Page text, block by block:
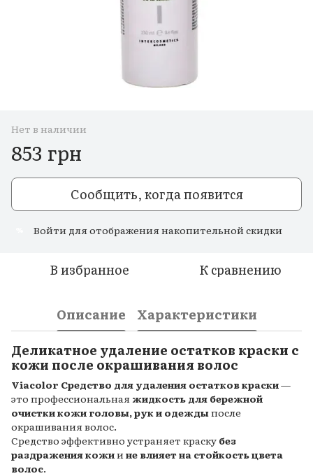
Нет в наличии
853 грн
Сообщить, когда появится
Войти для отображения накопительной скидки
В избранное К сравнению
Описание
Характеристики
Деликатное удаление остатков краски с
кожи после окрашивания волос
Viacolor Средство для удаления остатков краски—
это профессиональная жидкость для бережной
очистки кожи головы, рук и одеждыпосле
окрашивания волос.
Средство эффективно устраняет краску без
раздражения кожии не влияет на стойкость цвета
волос.